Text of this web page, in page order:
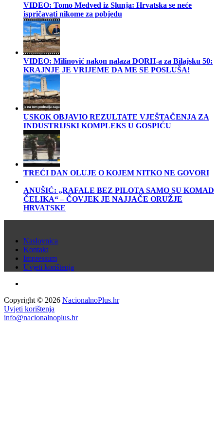
VIDEO: Tomo Medved iz Slunja: Hrvatska se neće
ispričavati nikome za pobjedu
VIDEO: Milinović nakon nalaza DORH-a za Bilajsku 50:
KRAJNJE JE VRIJEME DA ME SE POSLUŠA!
USKOK OBJAVIO REZULTATE VJEŠTAČENJA ZA
INDUSTRIJSKI KOMPLEKS U GOSPIĆU
TREĆI DAN OLUJE O KOJEM NITKO NE GOVORI
ANUŠIĆ: „RAFALE BEZ PILOTA SAMO SU KOMAD
ČELIKA“ – ČOVJEK JE NAJJAČE ORUŽJE
HRVATSKE
Naslovnica
Kontakt
Impressum
Uvjeti korištenja
Copyright © 2026 NacionalnoPlus.hr
Uvjeti korištenja
info@nacionalnoplus.hr